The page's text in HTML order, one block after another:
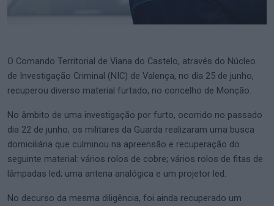
O Comando Territorial de Viana do Castelo, através do Núcleo
de Investigação Criminal (NIC) de Valença, no dia 25 de junho,
recuperou diverso material furtado, no concelho de Monção.
No âmbito de uma investigação por furto, ocorrido no passado
dia 22 de junho, os militares da Guarda realizaram uma busca
domiciliária que culminou na apreensão e recuperação do
seguinte material: vários rolos de cobre; vários rolos de fitas de
lâmpadas led; uma antena analógica e um projetor led.
No decurso da mesma diligência, foi ainda recuperado um